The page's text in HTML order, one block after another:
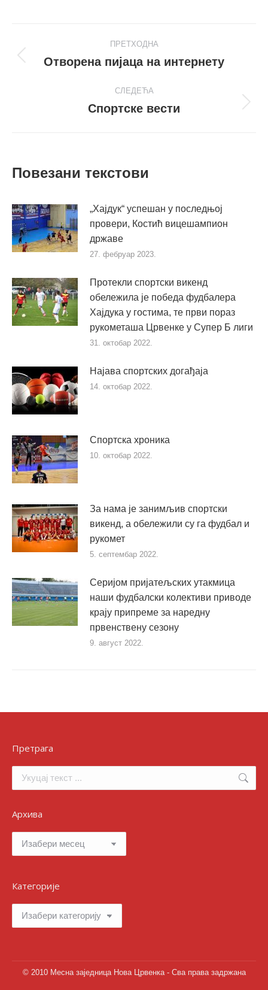
navigation
ПРЕТХОДНА
Претходни
Отворена пијаца на интернету
СЛЕДЕЋА
Следећи
Спортске вести
Повезани текстови
„Хајдук“ успешан у последњој
провери, Костић вицешампион
државе
27. фебруар 2023.
Протекли спортски викенд
обележила је победа фудбалера
Хајдука у гостима, те први пораз
рукометаша Црвенке у Супер Б лиги
31. октобар 2022.
Најава спортских догађаја
14. октобар 2022.
Спортска хроника
10. октобар 2022.
За нама је занимљив спортски
викенд, а обележили су га фудбал и
рукомет
5. септембар 2022.
Серијом пријатељских утакмица
наши фудбалски колективи приводе
крају припреме за наредну
првенствену сезону
9. август 2022.
Претрага
Архива
Категорије
© 2010 Месна заједница Нова Црвенка - Сва права задржана